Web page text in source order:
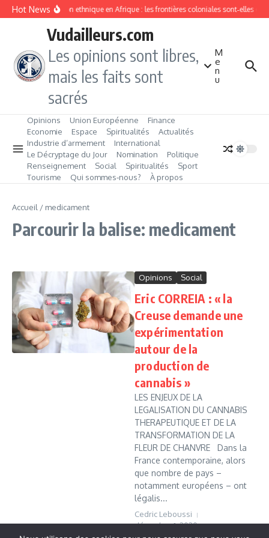
Aller au contenu
Hot NewsDivision ethnique en Afrique : les frontières coloniales sont‑elles
Vudailleurs.com
Les opinions sont libres,
mais les faits sont
sacrés
M
e
n
u
Opinions Union Européenne
Finance
Economie
Espace Spiritualités
Actualités
Industrie d’armement
International
Le Décryptage du Jour
Nomination
Politique
Renseignement
Social Spiritualités
Sport
Tourisme
Qui sommes‑nous? À propos
Accueil / medicament
Parcourir la balise: medicament
Opinions Social
Eric CORREIA : « la
Creuse demande une
expérimentation
autour de la
production de
cannabis »
LES ENJEUX DE LA
LEGALISATION DU CANNABIS
THERAPEUTIQUE ET DE LA
TRANSFORMATION DE LA
FLEUR DE CHANVRE Dans la
France contemporaine, alors
que nombre de pays –
notamment européens – ont
légalis...
Cedric Leboussi
décembre 1, 2020